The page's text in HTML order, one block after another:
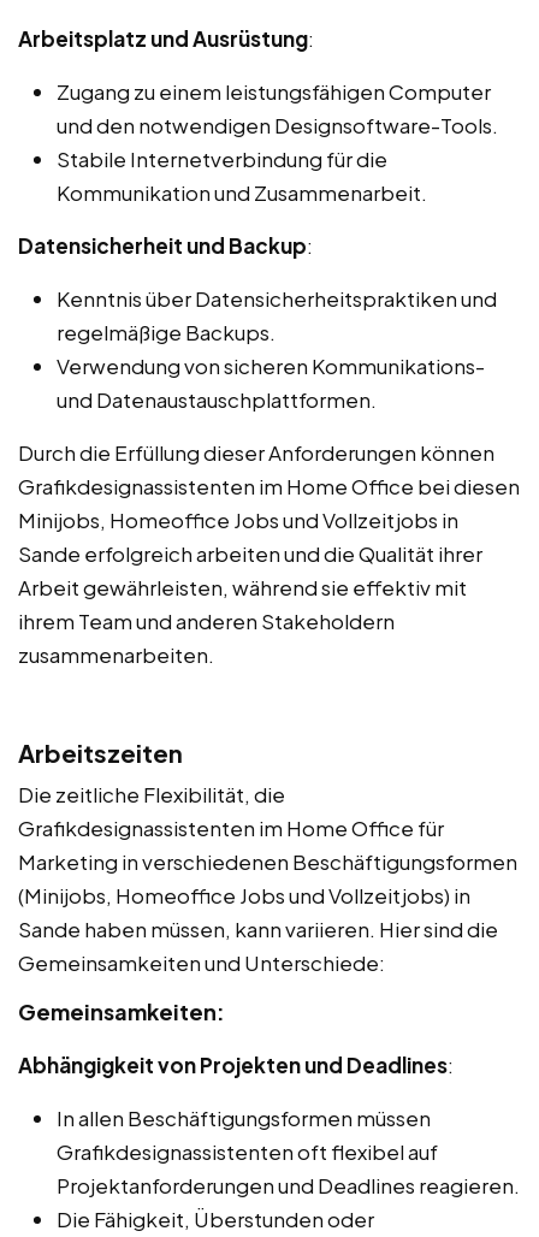
Arbeitsplatz und Ausrüstung:
Zugang zu einem leistungsfähigen Computer
und den notwendigen Designsoftware-Tools.
Stabile Internetverbindung für die
Kommunikation und Zusammenarbeit.
Datensicherheit und Backup:
Kenntnis über Datensicherheitspraktiken und
regelmäßige Backups.
Verwendung von sicheren Kommunikations-
und Datenaustauschplattformen.
Durch die Erfüllung dieser Anforderungen können
Grafikdesignassistenten im Home Office bei diesen
Minijobs, Homeoffice Jobs und Vollzeitjobs in
Sande erfolgreich arbeiten und die Qualität ihrer
Arbeit gewährleisten, während sie effektiv mit
ihrem Team und anderen Stakeholdern
zusammenarbeiten.
Arbeitszeiten
Die zeitliche Flexibilität, die
Grafikdesignassistenten im Home Office für
Marketing in verschiedenen Beschäftigungsformen
(Minijobs, Homeoffice Jobs und Vollzeitjobs) in
Sande haben müssen, kann variieren. Hier sind die
Gemeinsamkeiten und Unterschiede:
Gemeinsamkeiten:
Abhängigkeit von Projekten und Deadlines:
In allen Beschäftigungsformen müssen
Grafikdesignassistenten oft flexibel auf
Projektanforderungen und Deadlines reagieren.
Die Fähigkeit, Überstunden oder